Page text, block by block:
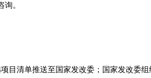
。
目清单推送至国家发改委；国家发改委